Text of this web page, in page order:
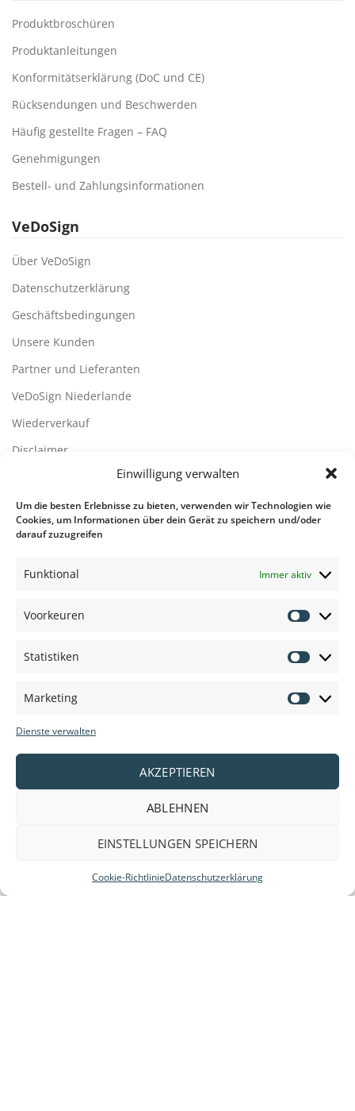
Einwilligung verwalten
Um die besten Erlebnisse zu bieten, verwenden wir Technologien wie
Cookies, um Informationen über dein Gerät zu speichern und/oder
darauf zuzugreifen
Funktional Immer aktiv
Voorkeuren
Statistiken
Marketing
Dienste verwalten
AKZEPTIEREN
ABLEHNEN
EINSTELLUNGEN SPEICHERN
Cookie-RichtlinieDatenschutzerklärung
Produktbroschüren
Produktanleitungen
Konformitätserklärung (DoC und CE)
Rücksendungen und Beschwerden
Häufig gestellte Fragen – FAQ
Genehmigungen
Bestell- und Zahlungsinformationen
VeDoSign
Über VeDoSign
Datenschutzerklärung
Geschäftsbedingungen
Unsere Kunden
Partner und Lieferanten
VeDoSign Niederlande
Wiederverkauf
Disclaimer
Kontaktdetails
Informationen, Beratung und Preisen
Schillerstr. 1 32457 Porta Westfalica